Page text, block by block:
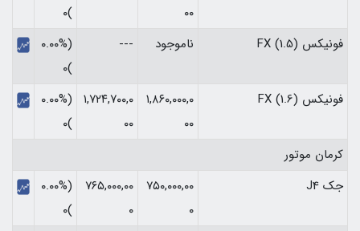
۰۰
)۰
فونیکس FX (1.5)
ناموجود ---
(۰.۰۰%
)۰
فونیکس FX (1.6)
۱,۸۶۰,۰۰۰,۰
۰۰
۱,۷۲۴,۷۰۰,۰
۰۰
(۰.۰۰%
)۰
کرمان موتور
جک J4
۷۵۰,۰۰۰,۰۰
۰
۷۶۵,۰۰۰,۰۰
۰
(۰.۰۰%
)۰